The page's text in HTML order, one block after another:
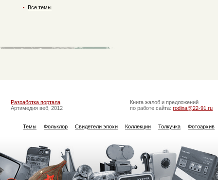
Все темы
Разработка портала
Артимедия веб, 2012
Книга жалоб и предложений
по работе сайта: rodina@22-91.ru
Темы Фольклор Свидетели эпохи Коллекции Толкучка Фотоархив